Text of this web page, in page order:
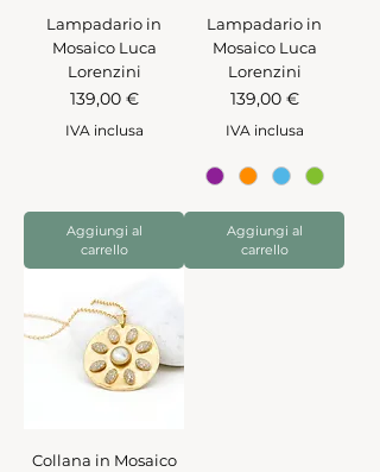
Lampadario in
Mosaico Luca
Lorenzini
Prezzo
139,00 €
IVA inclusa
Aggiungi al
carrello
Lampadario in
Mosaico Luca
Lorenzini
Prezzo
139,00 €
IVA inclusa
Aggiungi al
carrello
Collana in Mosaico